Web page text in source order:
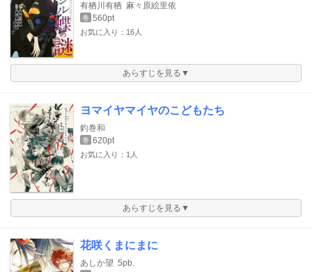
有栖川有栖 麻々原絵里依
巻 560pt
お気に入り：16人
あらすじを見る▼
ヨマイヤマイヤのこどもたち
釣巻和
巻 620pt
お気に入り：1人
あらすじを見る▼
花咲くまにまに
あしか望 5pb.